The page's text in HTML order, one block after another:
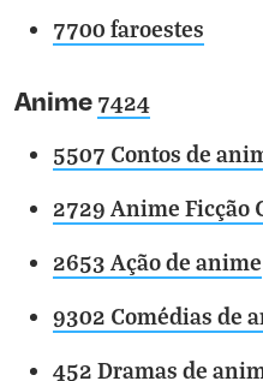
7700 faroestes
Anime 7424
5507 Contos de
2729 Anime Ficção
2653 Ação de anime
9302 Comédias de
452 Dramas de